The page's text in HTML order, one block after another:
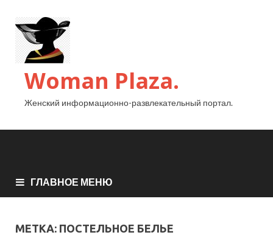
Woman Plaza.
Женский информационно-развлекательный портал.
ГЛАВНОЕ МЕНЮ
МЕТКА: ПОСТЕЛЬНОЕ БЕЛЬЕ